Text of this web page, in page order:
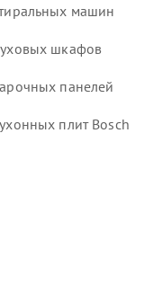
машин
шкафов
панелей
плит Bosch
камер